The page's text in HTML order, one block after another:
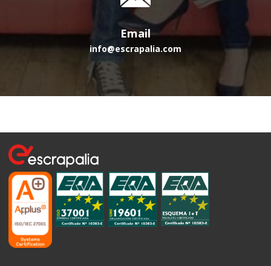
Email
info@escrapalia.com